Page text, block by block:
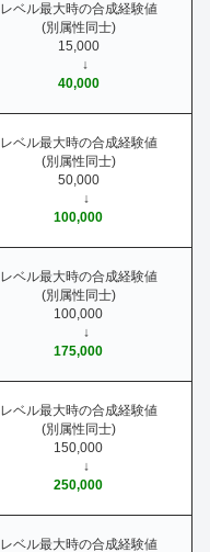
レベル最大時の合成経験値
(別属性同士)
15,000
↓
40,000
レベル最大時の合成経験値
(別属性同士)
50,000
↓
100,000
レベル最大時の合成経験値
(別属性同士)
100,000
↓
175,000
レベル最大時の合成経験値
(別属性同士)
150,000
↓
250,000
レベル最大時の合成経験値